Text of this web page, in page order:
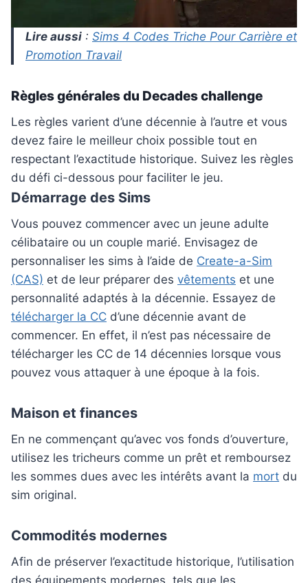
Lire aussi : Sims 4 Codes Triche Pour Carrière et
Promotion Travail
Règles générales du Decades challenge
Les règles varient d’une décennie à l’autre et vous
devez faire le meilleur choix possible tout en
respectant l’exactitude historique. Suivez les règles
du défi ci-dessous pour faciliter le jeu.
Démarrage des Sims
Vous pouvez commencer avec un jeune adulte
célibataire ou un couple marié. Envisagez de
personnaliser les sims à l’aide de Create-a-Sim
(CAS) et de leur préparer des vêtements et une
personnalité adaptés à la décennie. Essayez de
télécharger la CC d’une décennie avant de
commencer. En effet, il n’est pas nécessaire de
télécharger les CC de 14 décennies lorsque vous
pouvez vous attaquer à une époque à la fois.
Maison et finances
En ne commençant qu’avec vos fonds d’ouverture,
utilisez les tricheurs comme un prêt et remboursez
les sommes dues avec les intérêts avant la mort du
sim original.
Commodités modernes
Afin de préserver l’exactitude historique, l’utilisation
des équipements modernes, tels que les